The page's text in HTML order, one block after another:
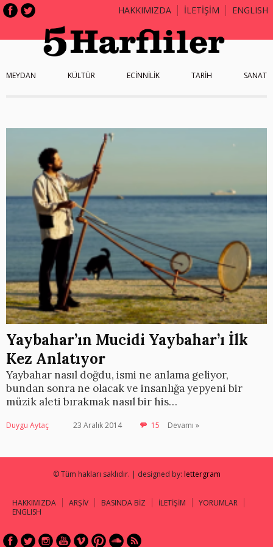
HAKKIMIZDA İLETİŞİM ENGLISH
MEYDAN KÜLTÜR ECİNNİLİK TARİH SANAT
Yaybahar’ın Mucidi Yaybahar’ı İlk
Kez Anlatıyor
Yaybahar nasıl doğdu, ismi ne anlama geliyor,
bundan sonra ne olacak ve insanlığa yepyeni bir
müzik aleti bırakmak nasıl bir his…
Duygu Aytaç 23 Aralık 2014 15 Devamı »
© Tüm hakları saklıdır. | designed by: lettergram
HAKKIMIZDA ARŞİV BASINDA BİZ İLETİŞİM
YORUMLAR
ENGLISH